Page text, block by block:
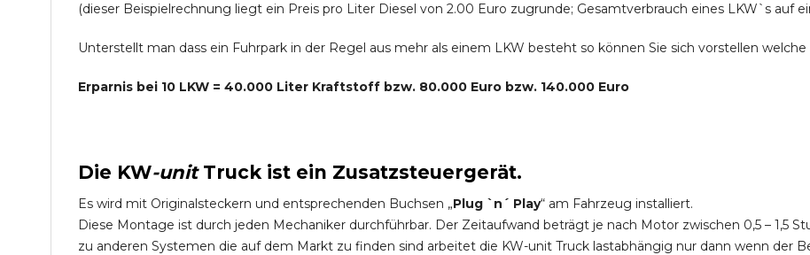
(dieser Beispielrechnung liegt ein Preis pro Liter Diesel von 2.00 Euro zugrunde; Gesamtverbrauch eines LKW`s auf
Unterstellt man dass ein Fuhrpark in der Regel aus mehr als einem LKW besteht so können Sie sich vorstellen
Erparnis bei 10 LKW = 40.000 Liter Kraftstoff bzw. 80.000 Euro bzw. 140.000 Euro
Die KW-unit Truckist ein Zusatzsteuergerät.
Es wird mit Originalsteckern und entsprechenden Buchsen „Plug `n´ Play“ am Fahrzeug installiert.
Diese Montage ist durch jeden Mechaniker durchführbar. Der Zeitaufwand beträgt je nach Motor zwischen 0,5 – 1,5
zu anderen Systemen die auf dem Markt zu finden sind arbeitet die KW-unit Truck lastabhängig nur dann wenn der